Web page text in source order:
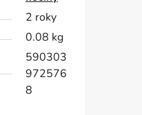
2 roky
0.08 kg
590303
972576
8